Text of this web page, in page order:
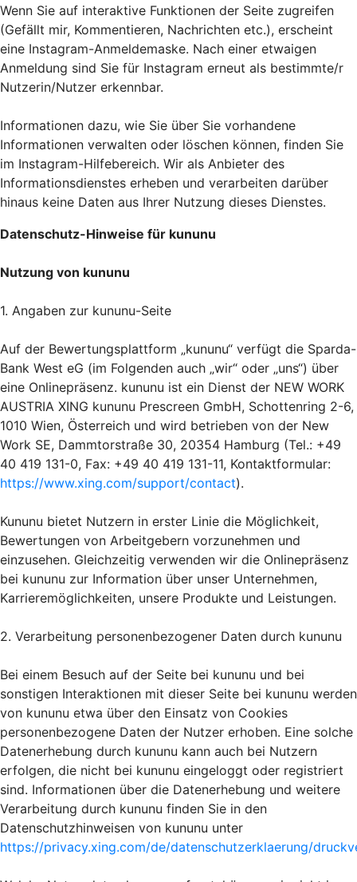
Wenn Sie auf interaktive Funktionen der Seite zugreifen
(Gefällt mir, Kommentieren, Nachrichten etc.), erscheint
eine Instagram-Anmeldemaske. Nach einer etwaigen
Anmeldung sind Sie für Instagram erneut als bestimmte/r
Nutzerin/Nutzer erkennbar.
Informationen dazu, wie Sie über Sie vorhandene
Informationen verwalten oder löschen können, finden Sie
im Instagram-Hilfebereich. Wir als Anbieter des
Informationsdienstes erheben und verarbeiten darüber
hinaus keine Daten aus Ihrer Nutzung dieses Dienstes.
Datenschutz-Hinweise für kununu
Nutzung von kununu
1. Angaben zur kununu-Seite
Auf der Bewertungsplattform „kununu“ verfügt die Sparda-
Bank West eG (im Folgenden auch „wir“ oder „uns“) über
eine Onlinepräsenz. kununu ist ein Dienst der NEW WORK
AUSTRIA XING kununu Prescreen GmbH, Schottenring 2-6,
1010 Wien, Österreich und wird betrieben von der New
Work SE, Dammtorstraße 30, 20354 Hamburg (Tel.: +49
40 419 131-0, Fax: +49 40 419 131-11, Kontaktformular:
https://www.xing.com/support/contact).
Kununu bietet Nutzern in erster Linie die Möglichkeit,
Bewertungen von Arbeitgebern vorzunehmen und
einzusehen. Gleichzeitig verwenden wir die Onlinepräsenz
bei kununu zur Information über unser Unternehmen,
Karrieremöglichkeiten, unsere Produkte und Leistungen.
2. Verarbeitung personenbezogener Daten durch kununu
Bei einem Besuch auf der Seite bei kununu und bei
sonstigen Interaktionen mit dieser Seite bei kununu werden
von kununu etwa über den Einsatz von Cookies
personenbezogene Daten der Nutzer erhoben. Eine solche
Datenerhebung durch kununu kann auch bei Nutzern
erfolgen, die nicht bei kununu eingeloggt oder registriert
sind. Informationen über die Datenerhebung und weitere
Verarbeitung durch kununu finden Sie in den
Datenschutzhinweisen von kununu unter
https://privacy.xing.com/de/datenschutzerklaerung/